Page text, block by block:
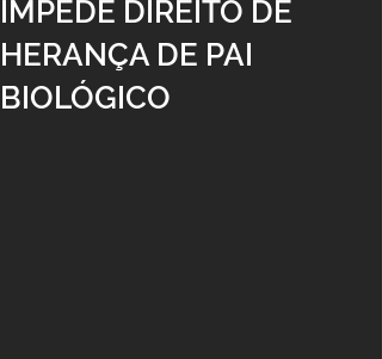
IMPEDE DIREITO DE
HERANÇA DE PAI
BIOLÓGICO